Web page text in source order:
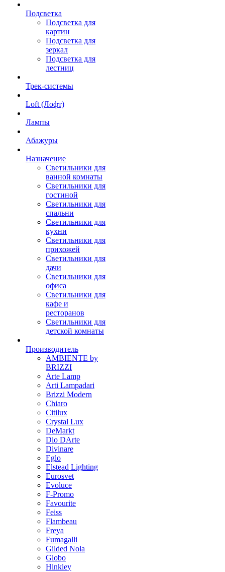
Подсветка
Подсветка для
картин
Подсветка для
зеркал
Подсветка для
лестниц
Трек-системы
Loft (Лофт)
Лампы
Абажуры
Назначение
Светильники для
ванной комнаты
Светильники для
гостиной
Светильники для
спальни
Светильники для
кухни
Светильники для
прихожей
Светильники для
дачи
Светильники для
офиса
Светильники для
кафе и
ресторанов
Светильники для
детской комнаты
Производитель
AMBIENTE by
BRIZZI
Arte Lamp
Arti Lampadari
Brizzi Modern
Chiaro
Citilux
Crystal Lux
DeMarkt
Dio DArte
Divinare
Eglo
Elstead Lighting
Eurosvet
Evoluce
F-Promo
Favourite
Feiss
Flambeau
Freya
Fumagalli
Gilded Nola
Globo
Hinkley